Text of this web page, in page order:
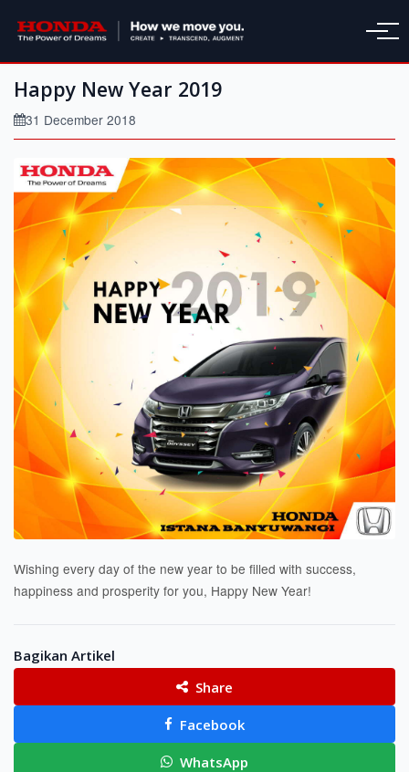
Happy New Year 2019
31 December 2018
Wishing every day of the new year to be filled with success,
happiness and prosperity for you, Happy New Year!
Bagikan Artikel
Share
Facebook
WhatsApp